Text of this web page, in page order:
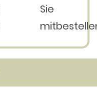
Sie